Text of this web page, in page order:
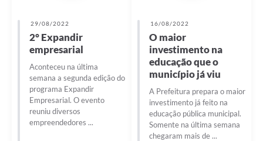
29/08/2022
2° Expandir
empresarial
Aconteceu na última
semana a segunda edição do
programa Expandir
Empresarial. O evento
reuniu diversos
empreendedores ...
16/08/2022
O maior
investimento na
educação que o
município já viu
A Prefeitura prepara o maior
investimento já feito na
educação pública municipal.
Somente na última semana
chegaram mais de ...